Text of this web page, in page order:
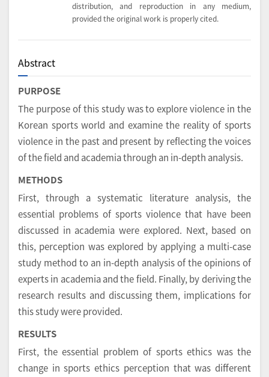
distribution, and reproduction in any medium,
provided the original work is properly cited.
Abstract
PURPOSE
The purpose of this study was to explore violence in the
Korean sports world and examine the reality of sports
violence in the past and present by reflecting the voices
of the field and academia through an in-depth analysis.
METHODS
First, through a systematic literature analysis, the
essential problems of sports violence that have been
discussed in academia were explored. Next, based on
this, perception was explored by applying a multi-case
study method to an in-depth analysis of the opinions of
experts in academia and the field. Finally, by deriving the
research results and discussing them, implications for
this study were provided.
RESULTS
First, the essential problem of sports ethics was the
change in sports ethics perception that was different